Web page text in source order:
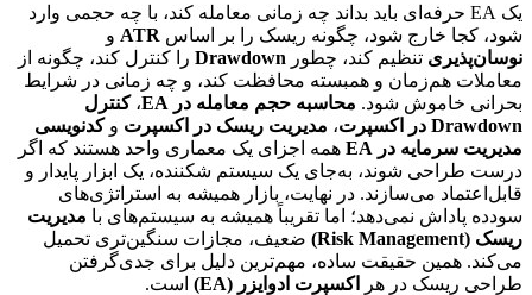
یک EA حرفه‌ای باید بداند چه زمانی معامله کند، با چه حجمی وارد
شود، کجا خارج شود، چگونه ریسک را بر اساس ATR و
نوسان‌پذیری تنظیم کند، چطور Drawdown را کنترل کند، چگونه از
معاملات هم‌زمان و همبسته محافظت کند، و چه زمانی در شرایط
بحرانی خاموش شود. محاسبه حجم معامله در EA ،کنترل
Drawdown در اکسپرت
، مدیریت ریسک در اکسپرت وکدنویسی
مدیریت سرمایه در EA
همه اجزای یک معماری واحد هستند که اگر
درست طراحی شوند، به‌جای یک سیستم شکننده، یک ابزار پایدار و
قابل‌اعتماد می‌سازند. در نهایت، بازار همیشه به استراتژی‌های
سودده پاداش نمی‌دهد؛ اما تقریباً همیشه به سیستم‌های با مدیریت
ریسک (Risk Management)
ضعیف، مجازات سنگین‌تری تحمیل
می‌کند. همین حقیقت ساده، مهم‌ترین دلیل برای جدی‌گرفتن
طراحی ریسک در هر
اکسپرت ادوایزر (EA) است.